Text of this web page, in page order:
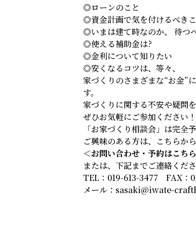
◎ローンのこと
◎資金計画で気を付けるべき
◎いまは建て時なのか、 待つ
◎使える補助金は?
◎金利について知りたい
◎安くなるコツは、等々、
家づくりのさまざまな“お金”
す。
家づくりに関する不安や疑問
ぜひお気軽にご参加ください！
「お家づくり相談会」は完全
ご興味のある方は、こちらか
＜お問い合わせ・予約はこち
または、下記までご連絡くださ
TEL：019-613-3477 FAX：
メール： sasaki@iwate-